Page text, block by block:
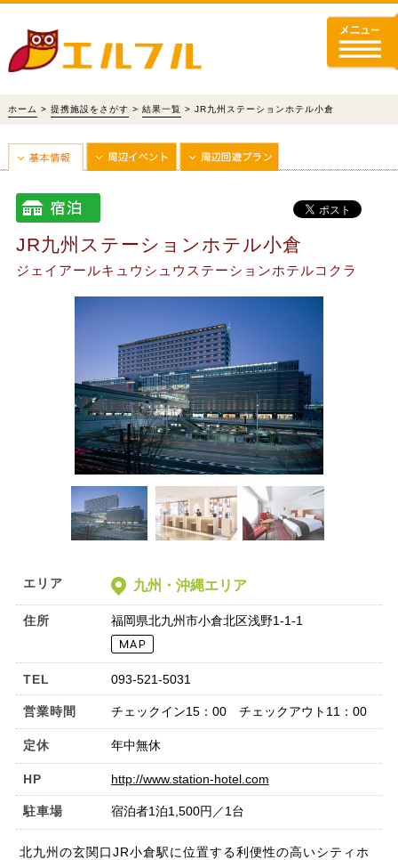
ホーム > 提携施設をさがす > 結果一覧 > JR九州ステーションホテル小倉
JR九州ステーションホテル小倉
ジェイアールキュウシュウステーションホテルコクラ
エリア 九州・沖縄エリア
住所 福岡県北九州市小倉北区浅野1-1-1
TEL 093-521-5031
営業時間 チェックイン15：00 チェックアウト11：00
定休 年中無休
HP http://www.station-hotel.com
駐車場 宿泊者1泊1,500円／1台
北九州の玄関口JR小倉駅に位置する利便性の高いシティホ